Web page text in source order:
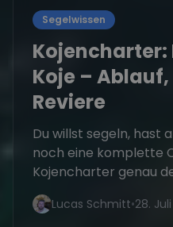
Segelwissen
Koje –
Reviere
Du willst segeln, hast
noch eine komplette
Kojencharter genau
Lucas Schmitt•28.